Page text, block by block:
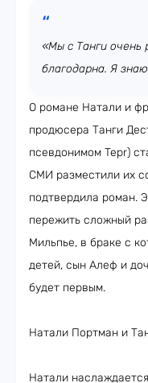
«Мы с Танги очень
благодарна. Я
О романе Натали и
продюсера Танги
псевдонимом Tepr)
СМИ разместили их
подтвердила роман.
пережить сложный
Мильпье, в браке с
детей, сын Алеф и
будет первым.
Натали Портман и
Натали